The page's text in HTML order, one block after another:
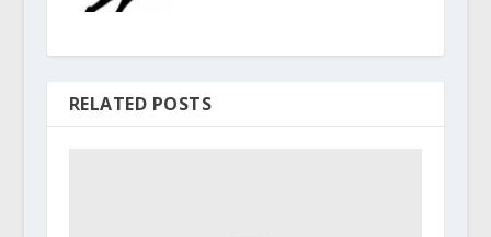
RELATED POSTS